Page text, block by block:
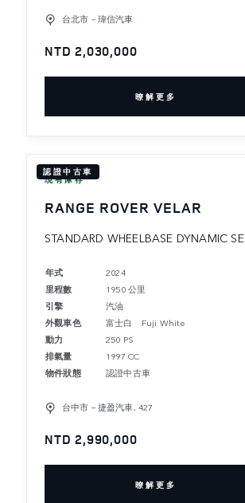
台北市－瑋信汽車
NTD 2,030,000
暸解更多
認證中古車
現有庫存
RANGE ROVER VELAR
STANDARD WHEELBASE DYNAMIC SE
年式
2024
里程數
1950 公里
引擎
汽油
外觀車色
富士白 Fuji White
動力
250 PS
排氣量
1997 CC
物件狀態
認證中古車
台中市－捷盈汽車, 427
NTD 2,990,000
暸解更多